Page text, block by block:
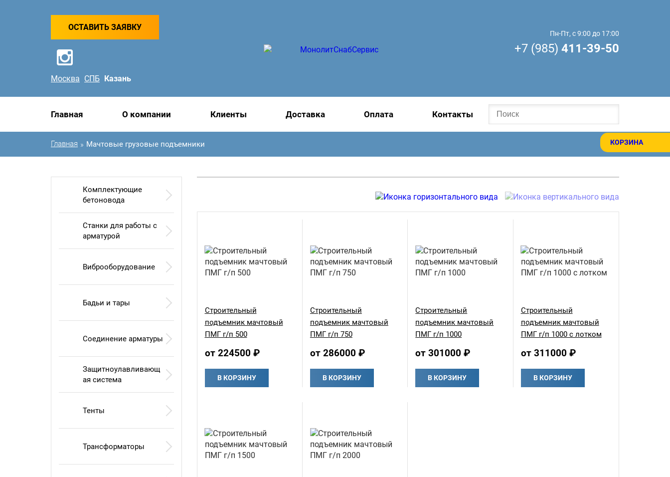
КОРЗИНА
ОСТАВИТЬ ЗАЯВКУ
Москва СПБ Казань
Пн-Пт, с 9:00 до 17:00
+7 (985) 411-39-50
Главная О компании Клиенты Доставка Оплата Контакты
Главная » Мачтовые грузовые подъемники
Строительный
подъемник мачтовый
ПМГ г/п 500
от 224500 ₽
В КОРЗИНУ
Строительный
подъемник мачтовый
ПМГ г/п 750
от 286000 ₽
В КОРЗИНУ
Строительный
подъемник мачтовый
ПМГ г/п 1000
от 301000 ₽
В КОРЗИНУ
Строительный
подъемник мачтовый
ПМГ г/п 1000 с лотком
от 311000 ₽
В КОРЗИНУ
Комплектующие
бетоновода
Станки для работы с
арматурой
Виброоборудование
Бадьи и тары
Соединение арматуры
Защитноулавливающ
ая система
Тенты
Трансформаторы